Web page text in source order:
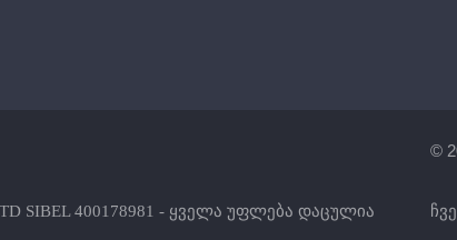
SIBEL 400178981 - ყველა უფლება დაცულია
©